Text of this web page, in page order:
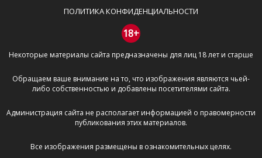
призывы к насилию и высказывания,
направленные на разжигание расовой,
межнациональной и религиозной розни —
пожалейте наших модераторов, они кстати
очень славные ребята, поверьте.
Не пишите транслитом или только заглавными
буквами.
Не копируйте рецензии с других сайтов, нам
важно именно ваше мнение.
Не размещайте рекламу!
И запаситесь терпением, все комментарии
ПОЛИТИКА КОНФИДЕНЦИАЛЬНОСТИ
18+
Некоторые материалы сайта предназначены для лиц 18 лет и старше
Обращаем ваше внимание на то, что изображения являются чьей-
либо собственностью и добавлены посетителями сайта.
Администрация сайта не располагает информацией о правомерности
публикования этих материалов.
Все изображения размещены в ознакомительных целях.